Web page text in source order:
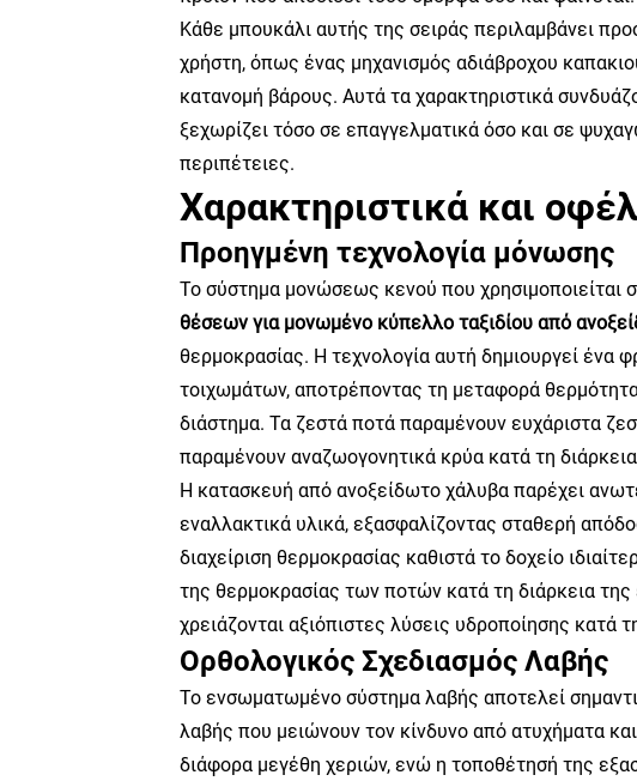
Κάθε μπουκάλι αυτής της σειράς περιλαμβάνει
χρήστη, όπως ένας μηχανισμός αδιάβροχου
κατανομή βάρους. Αυτά τα χαρακτηριστικά
ξεχωρίζει τόσο σε επαγγελματικά όσο και σε
περιπέτειες.
Χαρακτηριστικά και
Προηγμένη τεχνολογία μόνωσης
Το σύστημα μονώσεως κενού που χρησιμοποιείται
θέσεων για μονωμένο κύπελλο ταξιδίου από
θερμοκρασίας. Η τεχνολογία αυτή δημιουργεί
τοιχωμάτων, αποτρέποντας τη μεταφορά
διάστημα. Τα ζεστά ποτά παραμένουν ευχάριστα
παραμένουν αναζωογονητικά κρύα κατά τη
Η κατασκευή από ανοξείδωτο χάλυβα παρέχει
εναλλακτικά υλικά, εξασφαλίζοντας σταθερή
διαχείριση θερμοκρασίας καθιστά το δοχείο
της θερμοκρασίας των ποτών κατά τη διάρκεια
χρειάζονται αξιόπιστες λύσεις υδροποίησης κατά
Ορθολογικός Σχεδιασμός Λαβής
Το ενσωματωμένο σύστημα λαβής αποτελεί
λαβής που μειώνουν τον κίνδυνο από ατυχήματα
διάφορα μεγέθη χεριών, ενώ η τοποθέτησή της